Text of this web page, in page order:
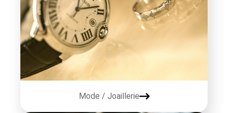
Mode / Joaillerie